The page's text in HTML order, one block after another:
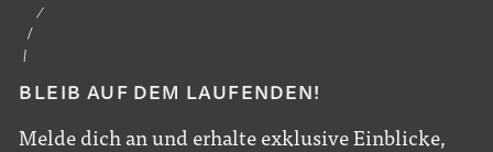
BLEIB AUF DEM LAUFENDEN!
Melde dich an und erhalte exklusive Einblicke,